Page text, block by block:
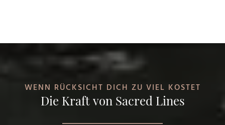
WENN RÜCKSICHT DICH ZU VIEL KOSTET
Die Kraft von Sacred Lines